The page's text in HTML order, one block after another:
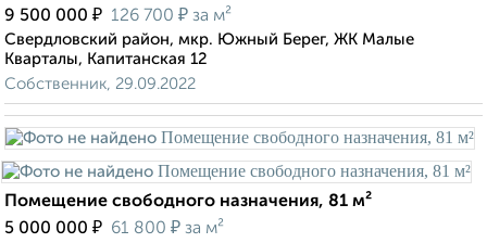
9 500 000 ₽ 126 700 ₽ за м²
Свердловский район, мкр. Южный Берег, ЖК Малые
Кварталы, Капитанская 12
Собственник, 29.09.2022
Помещение свободного назначения, 81 м²
5 000 000 ₽ 61 800 ₽ за м²